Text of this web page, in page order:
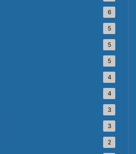
6
5
5
5
4
4
3
3
2